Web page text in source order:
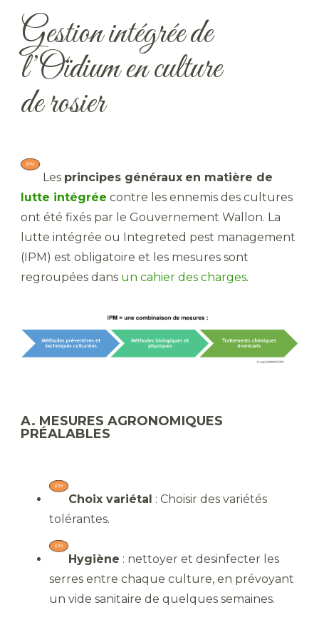
Gestion intégrée de
l’Oïdium en culture
de rosier
​ Les principes généraux en matière de
lutte intégrée contre les ennemis des cultures
ont été fixés par le Gouvernement Wallon. La
lutte intégrée ou Integreted pest management
(IPM) est obligatoire et les mesures sont
regroupées dans un cahier des charges.
A. MESURES AGRONOMIQUES
PRÉALABLES
Choix variétal : Choisir des variétés
tolérantes.
Hygiène : nettoyer et desinfecter les
serres entre chaque culture, en prévoyant
un vide sanitaire de quelques semaines.